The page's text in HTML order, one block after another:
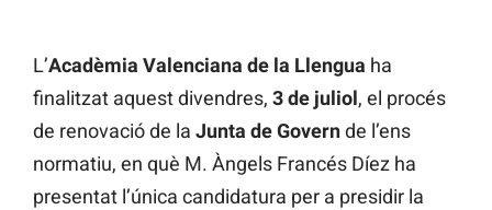
L’Acadèmia Valenciana de la Llengua ha
finalitzat aquest divendres, 3 de juliol, el procés
de renovació de la Junta de Governde l’ens
normatiu, en què M. Àngels Francés Díez ha
presentat l’única candidatura per a presidir la